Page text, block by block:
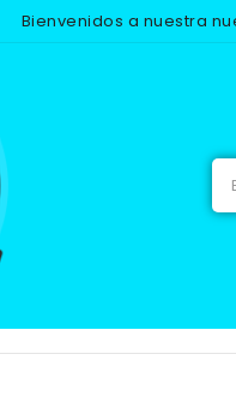
Bienvenidos a nuestra
Adhesivos